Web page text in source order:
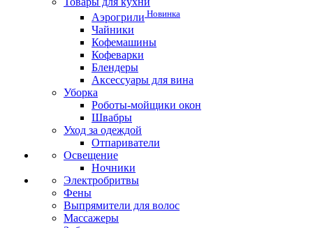
Аэрогрили Новинка
Чайники
Кофемашины
Кофеварки
Блендеры
Аксессуары для вина
Уборка
Роботы-мойщики окон
Швабры
Уход за одеждой
Отпариватели
Освещение
Ночники
Электробритвы
Фены
Выпрямители для волос
Массажеры